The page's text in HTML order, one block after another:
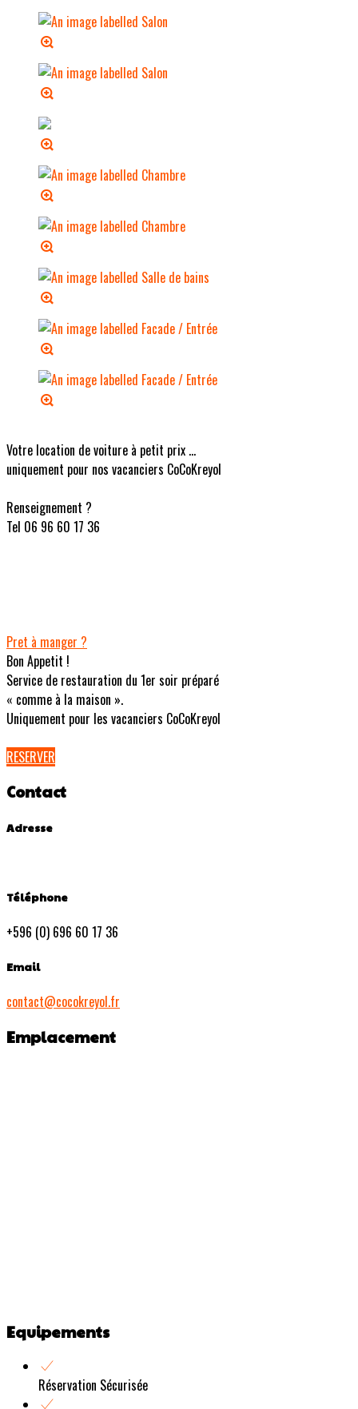
Votre location de voiture à petit prix ...
uniquement pour nos vacanciers CoCoKreyol
Renseignement ?
Tel 06 96 60 17 36
Pret à manger ?
Bon Appetit !
Service de restauration du 1er soir préparé
« comme à la maison ».
Uniquement pour les vacanciers CoCoKreyol
RESERVER
Contact
Adresse
Téléphone
+596 (0) 696 60 17 36
Email
contact@cocokreyol.fr
Emplacement
Equipements
Réservation Sécurisée